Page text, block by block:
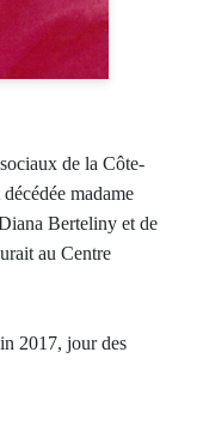
de la Côte-
madame
Berteliny et de
au Centre
2017, jour des